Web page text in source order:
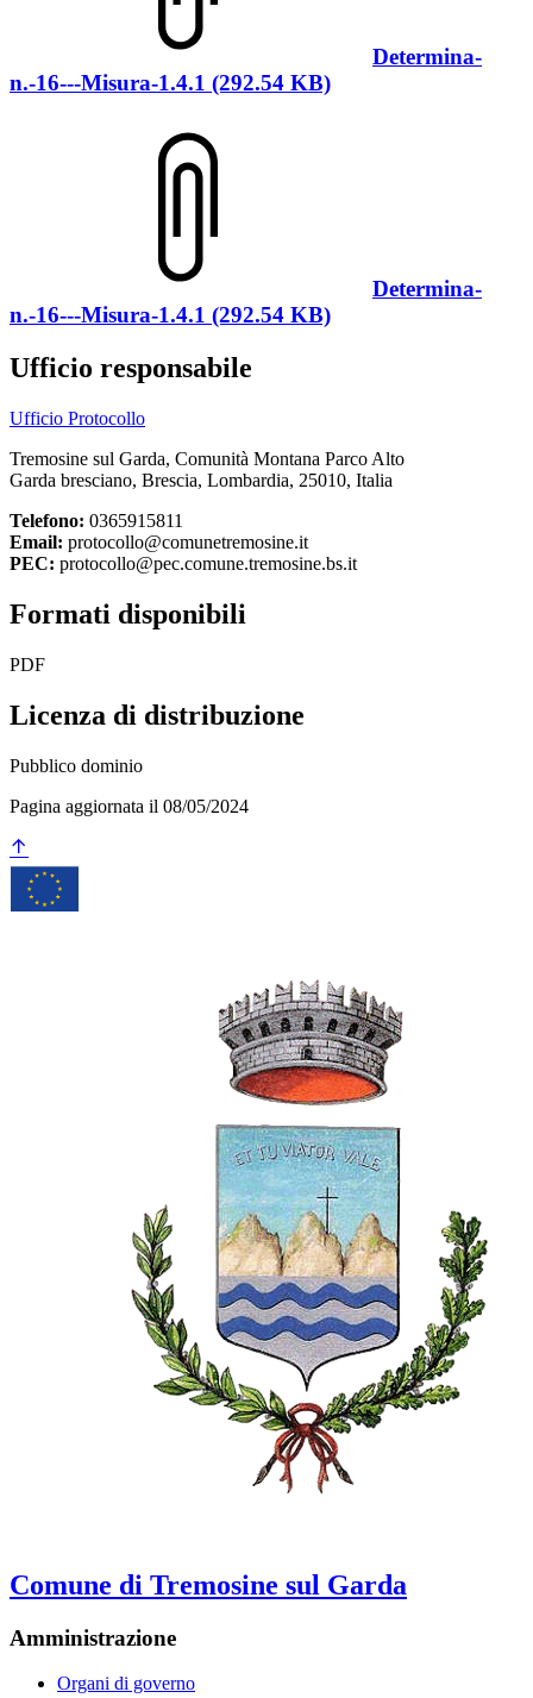
Determina-
n.-16---Misura-1.4.1 (292.54 KB)
Determina-
n.-16---Misura-1.4.1 (292.54 KB)
Ufficio responsabile
Ufficio Protocollo
Tremosine sul Garda, Comunità Montana Parco Alto
Garda bresciano, Brescia, Lombardia, 25010, Italia
Telefono: 0365915811
Email: protocollo@comunetremosine.it
PEC: protocollo@pec.comune.tremosine.bs.it
Formati disponibili
PDF
Licenza di distribuzione
Pubblico dominio
Pagina aggiornata il 08/05/2024
Comune di Tremosine sul Garda
Amministrazione
Organi di governo